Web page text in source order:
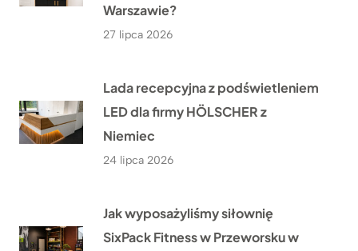
Warszawie?
27 lipca 2026
Lada recepcyjna z podświetleniem
LED dla firmy HÖLSCHER z
Niemiec
24 lipca 2026
Jak wyposażyliśmy siłownię
SixPack Fitness w Przeworsku w